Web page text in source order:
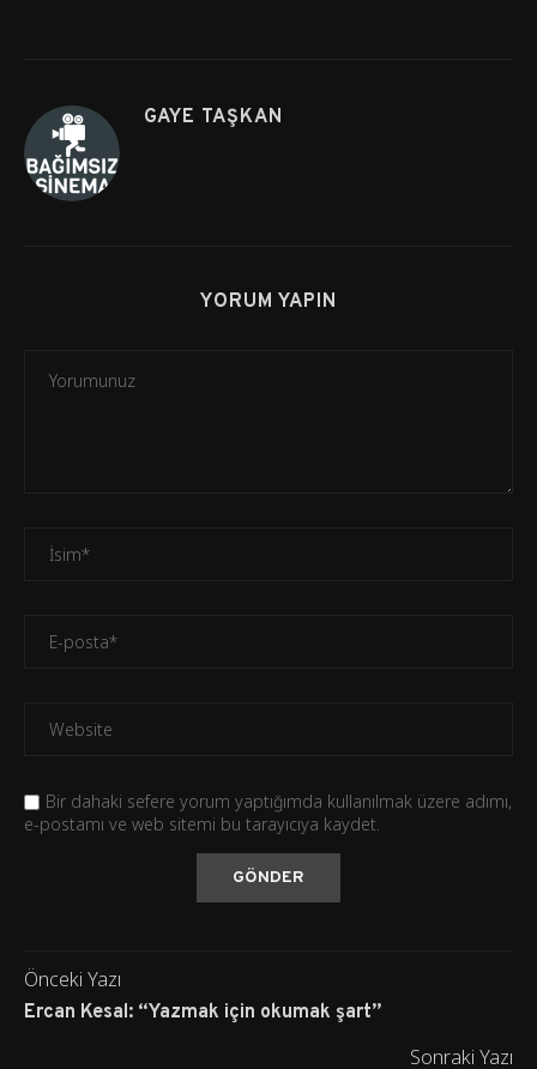
GAYE TAŞKAN
YORUM YAPIN
Bir dahaki sefere yorum yaptığımda kullanılmak üzere adımı,
e-postamı ve web sitemi bu tarayıcıya kaydet.
Önceki Yazı
Ercan Kesal: “Yazmak için okumak şart”
Sonraki Yazı